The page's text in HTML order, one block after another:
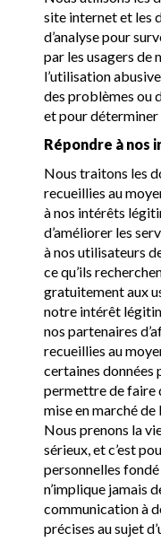
site internet et les
d’analyse pour
par les usagers de
l’utilisation
des problèmes ou
et pour
Répondre à
Nous traitons les
recueillies au
à nos intérêts
d’améliorer les
à nos utilisateurs
ce qu’ils
gratuitement aux
notre intérêt
nos partenaires
recueillies au
certaines données
permettre de faire
mise en marché
Nous prenons la
sérieux, et c’est
personnelles
n’implique jamais
communication à
précises au sujet